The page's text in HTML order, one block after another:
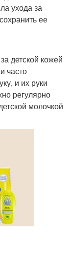
ухода за
ее
детской кожей
часто
и их руки
регулярно
молочкой